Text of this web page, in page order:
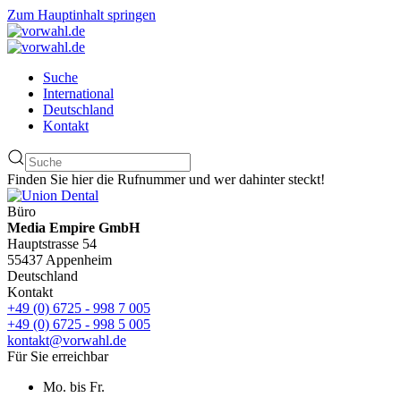
Zum Hauptinhalt springen
Suche
International
Deutschland
Kontakt
Finden Sie hier die Rufnummer und wer dahinter steckt!
Büro
Media Empire GmbH
Hauptstrasse 54
55437 Appenheim
Deutschland
Kontakt
+49 (0) 6725 - 998 7 005
+49 (0) 6725 - 998 5 005
kontakt@vorwahl.de
Für Sie erreichbar
Mo. bis Fr.